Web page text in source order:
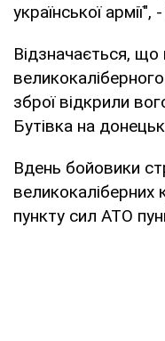
української
Відзначається, що
зброї відкрили
Бутівка на
Вдень бойовики
великокаліберних
пункту сил АТО